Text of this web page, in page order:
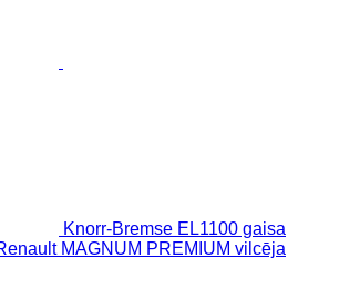
Knorr-Bremse EL1100 gaisa
MAGNUM PREMIUM vilcēja